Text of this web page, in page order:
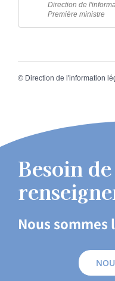
Direction de
Première ministre
© Direction de l'information
Besoin de
Nous